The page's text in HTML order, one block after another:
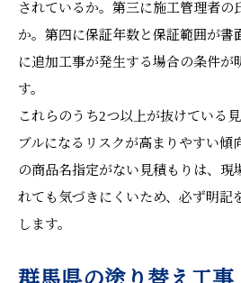
されているか。第三に施工管理者の
か。第四に保証年数と保証範囲が書
に追加工事が発生する場合の条件が
す。
これらのうち2つ以上が抜けている
ブルになるリスクが高まりやすい傾
の商品名指定がない見積もりは、現
れても気づきにくいため、必ず明記
します。